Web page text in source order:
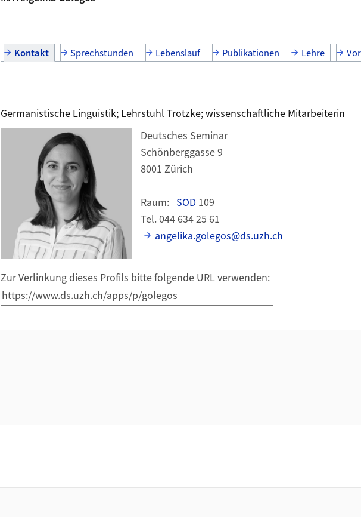
Kontakt Sprechstunden Lebenslauf Publikationen Lehre
Germanistische Linguistik; Lehrstuhl Trotzke; wissenschaftliche Mitarbeiterin
Deutsches Seminar
Schönberggasse 9
8001 Zürich
Raum: SOD 109
Tel. 044 634 25 61
angelika.golegos@ds.uzh.ch
Zur Verlinkung dieses Profils bitte folgende URL verwenden: